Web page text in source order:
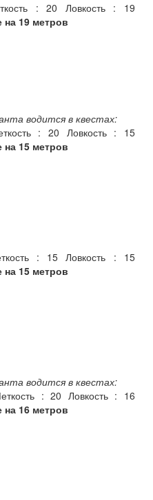
: 20 Ловкость : 19
19 метров
водится в квестах:
: 20 Ловкость : 15
15 метров
: 15 Ловкость : 15
15 метров
водится в квестах:
: 20 Ловкость : 16
16 метров